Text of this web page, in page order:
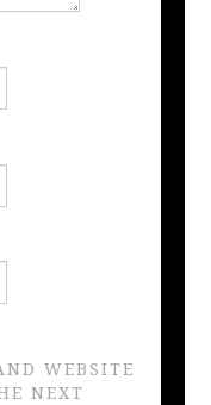
WEBSITE
NEXT